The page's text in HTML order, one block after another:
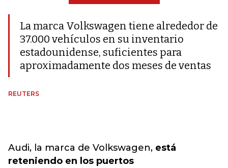
La marca Volkswagen tiene alrededor de
37.000 vehículos en su inventario
estadounidense, suficientes para
aproximadamente dos meses de ventas
REUTERS
Audi, la marca de Volkswagen, está
reteniendo en los puertos